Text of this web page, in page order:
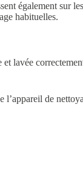
également sur
habituelles.
lavée
de